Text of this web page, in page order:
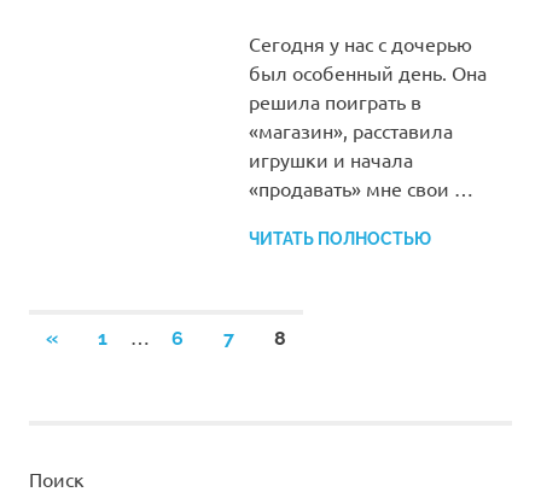
Сегодня у нас с дочерью
был особенный день. Она
решила поиграть в
«магазин», расставила
игрушки и начала
«продавать» мне свои …
ЧИТАТЬ ПОЛНОСТЬЮ
Пагинация
«ПРЕДЫДУЩИЕ
1 6 7 8
Поиск